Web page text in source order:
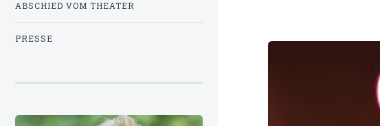
ABSCHIED VOM THEATER
PRESSE